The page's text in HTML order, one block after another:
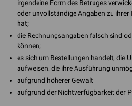
irgendeine Form des Betruges
oder unvollständige Angaben zu
hat;
die Rechnungsangaben falsch sind
können;
es sich um Bestellungen handelt, die
aufweisen, die ihre Ausführung
aufgrund höherer Gewalt
aufgrund der Nichtverfügbarkeit der